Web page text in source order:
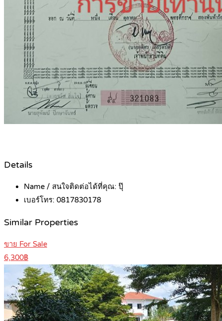
Details
Name / สนใจติดต่อได้ที่คุณ: ปุ๊
เบอร์โทร: 0817830178
Similar Properties
ขาย For Sale
6,300฿